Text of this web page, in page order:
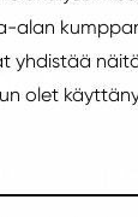
alan
yhdistää
olet
2